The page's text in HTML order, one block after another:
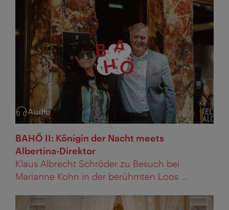
Kategorie:
Audio
BAHÖ II: Königin der Nacht meets
Albertina-Direktor
Klaus Albrecht Schröder zu Besuch bei
Marianne Kohn in der berühmten Loos ...